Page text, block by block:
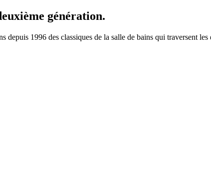
génération.
depuis 1996 des classiques de la salle de bains qui traversent